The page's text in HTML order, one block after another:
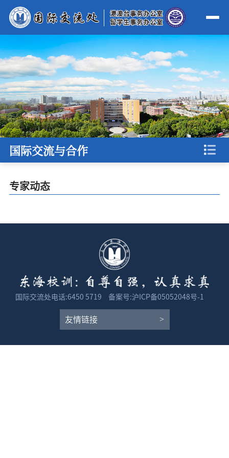
国际交流与合作
专家动态
国际交流处电话:6450 5719 备案号:沪ICP备05052048号-1
友情链接